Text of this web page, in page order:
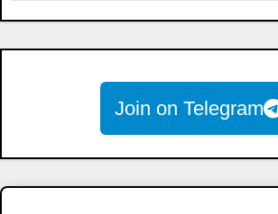
Join on Telegram